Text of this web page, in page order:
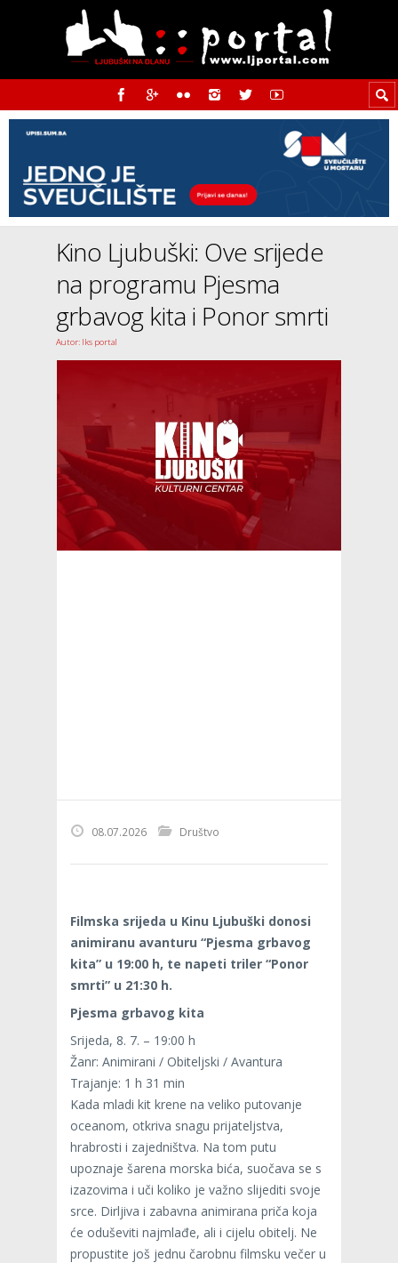
Kino Ljubuški: Ove srijede
na programu Pjesma
grbavog kita i Ponor smrti
Autor: Iks portal
08.07.2026 Društvo
Filmska srijeda u Kinu Ljubuški donosi
animiranu avanturu “Pjesma grbavog
kita” u 19:00 h, te napeti triler “Ponor
smrti” u 21:30 h.
Pjesma grbavog kita
Srijeda, 8. 7. – 19:00 h
Žanr: Animirani / Obiteljski / Avantura
Trajanje: 1 h 31 min
Kada mladi kit krene na veliko putovanje
oceanom, otkriva snagu prijateljstva,
hrabrosti i zajedništva. Na tom putu
upoznaje šarena morska bića, suočava se s
izazovima i uči koliko je važno slijediti svoje
srce. Dirljiva i zabavna animirana priča koja
će oduševiti najmlađe, ali i cijelu obitelj. Ne
propustite još jednu čarobnu filmsku večer u